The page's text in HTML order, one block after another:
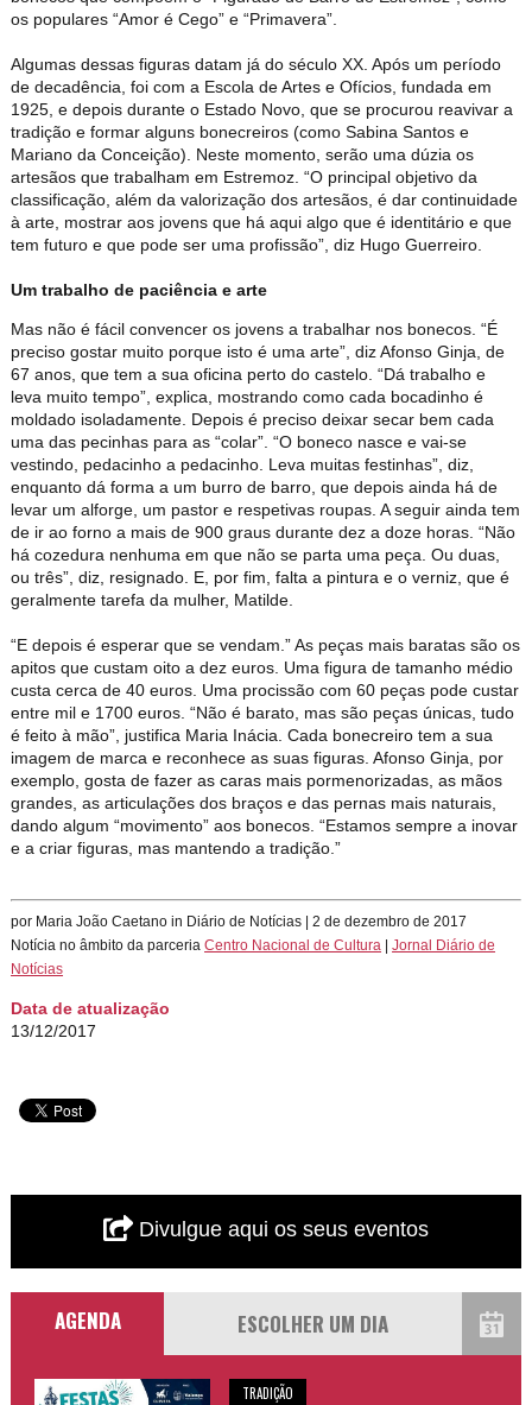
os populares “Amor é Cego” e “Primavera”.
Algumas dessas figuras datam já do século XX. Após um período
de decadência, foi com a Escola de Artes e Ofícios, fundada em
1925, e depois durante o Estado Novo, que se procurou reavivar a
tradição e formar alguns bonecreiros (como Sabina Santos e
Mariano da Conceição). Neste momento, serão uma dúzia os
artesãos que trabalham em Estremoz. “O principal objetivo da
classificação, além da valorização dos artesãos, é dar continuidade
à arte, mostrar aos jovens que há aqui algo que é identitário e que
tem futuro e que pode ser uma profissão”, diz Hugo Guerreiro.
Um trabalho de paciência e arte
Mas não é fácil convencer os jovens a trabalhar nos bonecos. “É
preciso gostar muito porque isto é uma arte”, diz Afonso Ginja, de
67 anos, que tem a sua oficina perto do castelo. “Dá trabalho e
leva muito tempo”, explica, mostrando como cada bocadinho é
moldado isoladamente. Depois é preciso deixar secar bem cada
uma das pecinhas para as “colar”. “O boneco nasce e vai-se
vestindo, pedacinho a pedacinho. Leva muitas festinhas”, diz,
enquanto dá forma a um burro de barro, que depois ainda há de
levar um alforge, um pastor e respetivas roupas. A seguir ainda tem
de ir ao forno a mais de 900 graus durante dez a doze horas. “Não
há cozedura nenhuma em que não se parta uma peça. Ou duas,
ou três”, diz, resignado. E, por fim, falta a pintura e o verniz, que é
geralmente tarefa da mulher, Matilde.
“E depois é esperar que se vendam.” As peças mais baratas são os
apitos que custam oito a dez euros. Uma figura de tamanho médio
custa cerca de 40 euros. Uma procissão com 60 peças pode custar
entre mil e 1700 euros. “Não é barato, mas são peças únicas, tudo
é feito à mão”, justifica Maria Inácia. Cada bonecreiro tem a sua
imagem de marca e reconhece as suas figuras. Afonso Ginja, por
exemplo, gosta de fazer as caras mais pormenorizadas, as mãos
grandes, as articulações dos braços e das pernas mais naturais,
dando algum “movimento” aos bonecos. “Estamos sempre a inovar
e a criar figuras, mas mantendo a tradição.”
por Maria João Caetano in Diário de Notícias | 2 de dezembro de 2017
Notícia no âmbito da parceriaCentro Nacional de Cultura |Jornal Diário de
Notícias
Data de atualização
13/12/2017
Divulgue aqui os seus eventos
AGENDA
TRADIÇÃO